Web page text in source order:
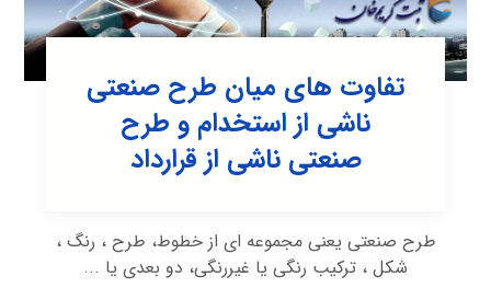
تفاوت های میان طرح صنعتی
ناشی از استخدام و طرح
صنعتی ناشی از قرارداد
طرح صنعتی یعنی مجموعه ای از خطوط، طرح ، رنگ ،
شکل ، ترکیب رنگی یا غیررنگی، دو بعدی یا ...